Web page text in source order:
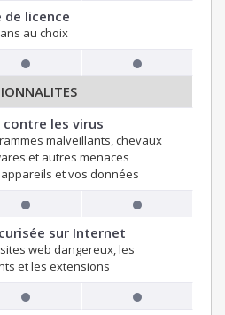
de licence
au choix
les virus
malveillants, chevaux
et autres menaces
et vos données
sur Internet
web dangereux, les
et les extensions